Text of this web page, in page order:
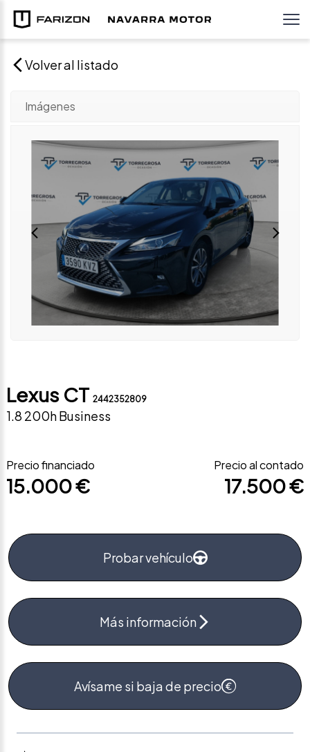
Volver al listado
Imágenes
Lexus CT 2442352809
1.8 200h Business
Precio financiado
15.000 €
Precio al contado
17.500 €
Probar vehículo
Más información
Avísame si baja de precio